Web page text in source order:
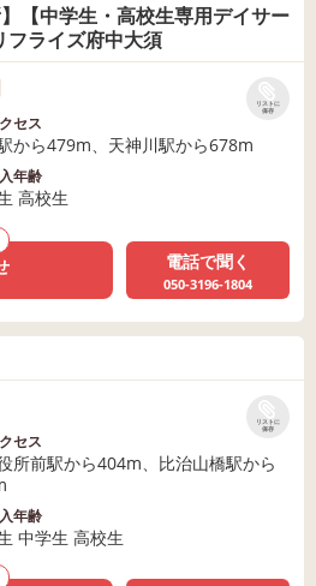
】【中学生・高校生専用デイサー
ライズ府中大須
リストに
保存
セス
から479m、天神川駅から678m
年齢
高校生
電話で聞く
050-3196-1804
リストに
保存
セス
所前駅から404m、比治山橋駅から
年齢
中学生 高校生